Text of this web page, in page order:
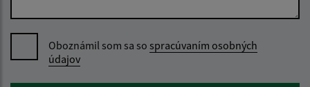
Oboznámil som sa so spracúvaním osobných
údajov